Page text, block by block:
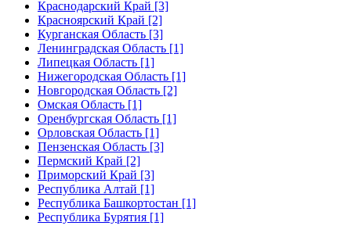
Краснодарский Край [3]
Красноярский Край [2]
Курганская Область [3]
Ленинградская Область [1]
Липецкая Область [1]
Нижегородская Область [1]
Новгородская Область [2]
Омская Область [1]
Оренбургская Область [1]
Орловская Область [1]
Пензенская Область [3]
Пермский Край [2]
Приморский Край [3]
Республика Алтай [1]
Республика Башкортостан [1]
Республика Бурятия [1]